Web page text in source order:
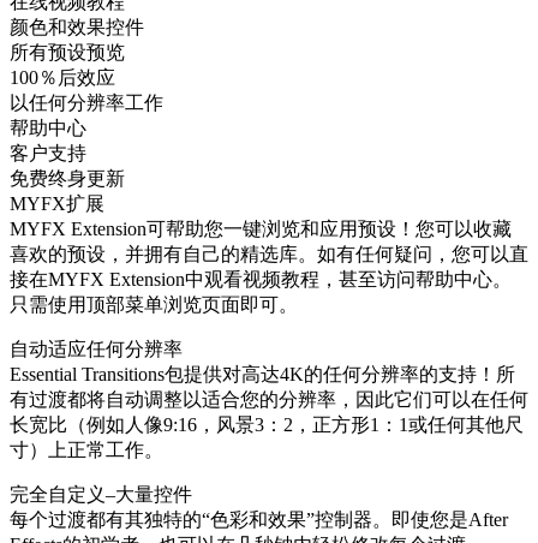
颜色和效果控件
所有预设预览
100％后效应
以任何分辨率工作
帮助中心
客户支持
免费终身更新
MYFX扩展
MYFX Extension可帮助您一键浏览和应用预设！您可以收藏
喜欢的预设，并拥有自己的精选库。如有任何疑问，您可以直
接在MYFX Extension中观看视频教程，甚至访问帮助中心。
只需使用顶部菜单浏览页面即可。
自动适应任何分辨率
Essential Transitions包提供对高达4K的任何分辨率的支持！所
有过渡都将自动调整以适合您的分辨率，因此它们可以在任何
长宽比（例如人像9:16，风景3：2，正方形1：1或任何其他尺
寸）上正常工作。
完全自定义–大量控件
每个过渡都有其独特的“色彩和效果”控制器。即使您是After